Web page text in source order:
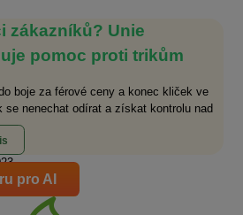
zákazníků? Unie
pomoc proti trikům
boje za férové ceny a konec kliček ve
nenechat odírat a získat kontrolu nad
pro AI